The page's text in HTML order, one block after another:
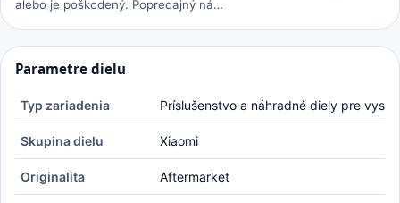
alebo je poškodený. Popredajný ná…
Parametre dielu
Typ zariadenia Príslušenstvo a náhradné diely pre
Skupina dielu Xiaomi
Originalita Aftermarket